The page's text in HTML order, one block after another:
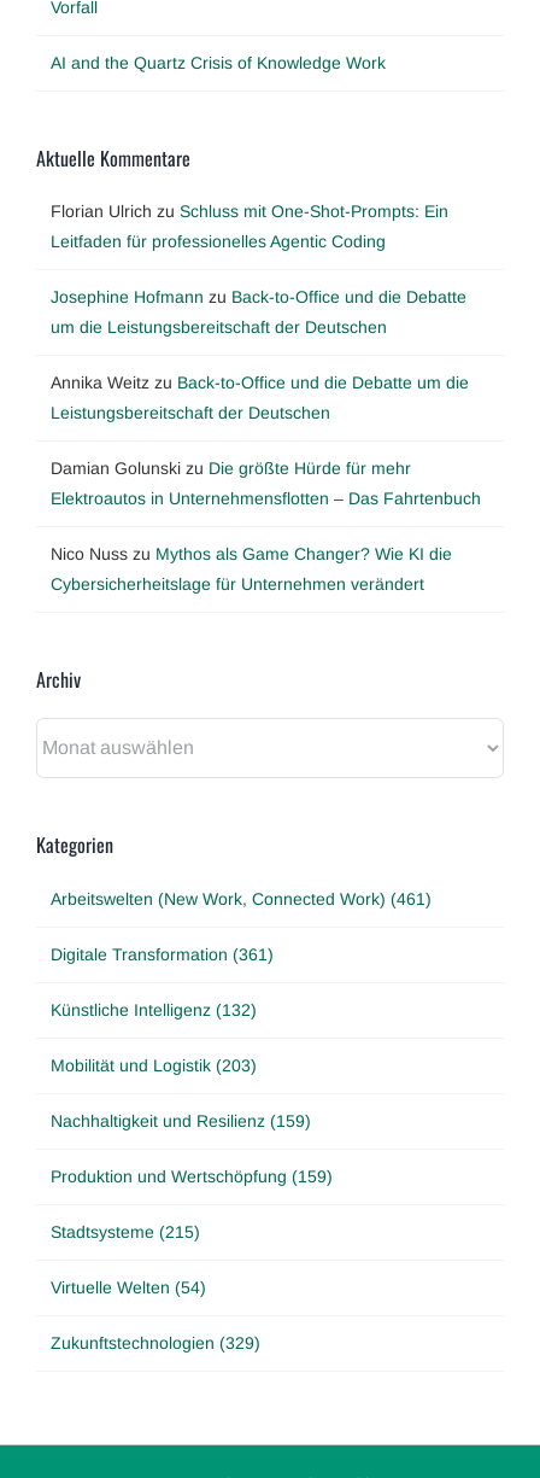
Vorfall
AI and the Quartz Crisis of Knowledge Work
Aktuelle Kommentare
Florian Ulrich zu Schluss mit One-Shot-Prompts: Ein
Leitfaden für professionelles Agentic Coding
Josephine Hofmann zu Back-to-Office und die Debatte
um die Leistungsbereitschaft der Deutschen
Annika Weitz zu Back-to-Office und die Debatte um die
Leistungsbereitschaft der Deutschen
Damian Golunski zu Die größte Hürde für mehr
Elektroautos in Unternehmensflotten – Das Fahrtenbuch
Nico Nuss zu Mythos als Game Changer? Wie KI die
Cybersicherheitslage für Unternehmen verändert
Archiv
Kategorien
Arbeitswelten (New Work, Connected Work) (461)
Digitale Transformation (361)
Künstliche Intelligenz (132)
Mobilität und Logistik (203)
Nachhaltigkeit und Resilienz (159)
Produktion und Wertschöpfung (159)
Stadtsysteme (215)
Virtuelle Welten (54)
Zukunftstechnologien (329)